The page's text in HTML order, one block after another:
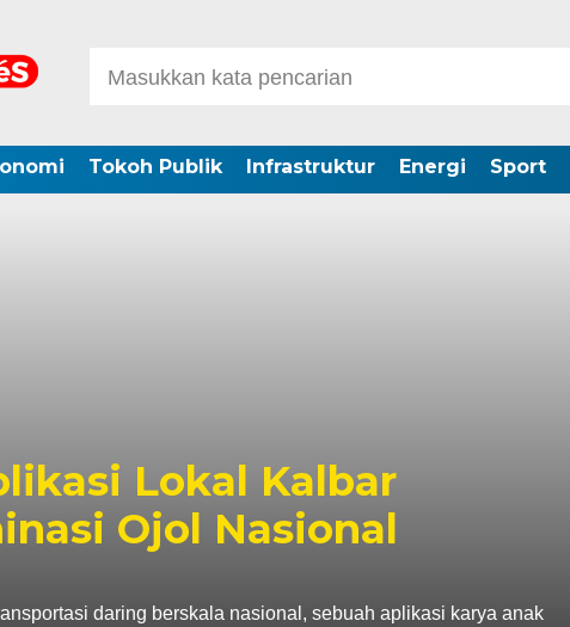
Tokoh Publik Infrastruktur Energi Sport
Lokal Kalbar
Ojol Nasional
daring berskala nasional, sebuah aplikasi karya anak